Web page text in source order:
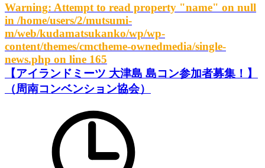
Warning: Attempt to read property "name" on null
in /home/users/2/mutsumi-
m/web/kudamatsukanko/wp/wp-
content/themes/cmctheme-ownedmedia/single-
news.php on line 165
【アイランドミーツ 大津島 島コン参加者募集！】
（周南コンベンション協会）